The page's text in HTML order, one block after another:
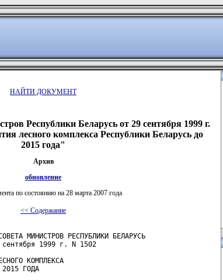
НАЙТИ ДОКУМЕНТ
Республики Беларусь от 29 сентября 1999 г.
лесного комплекса Республики Беларусь до
2015 года"
Архив
обновление
по состоянию на 28 марта 2007 года
<< Содержание
МИНИСТРОВ РЕСПУБЛИКИ БЕЛАРУСЬ
1999 г. N 1502
КОМПЛЕКСА
2015 ГОДА